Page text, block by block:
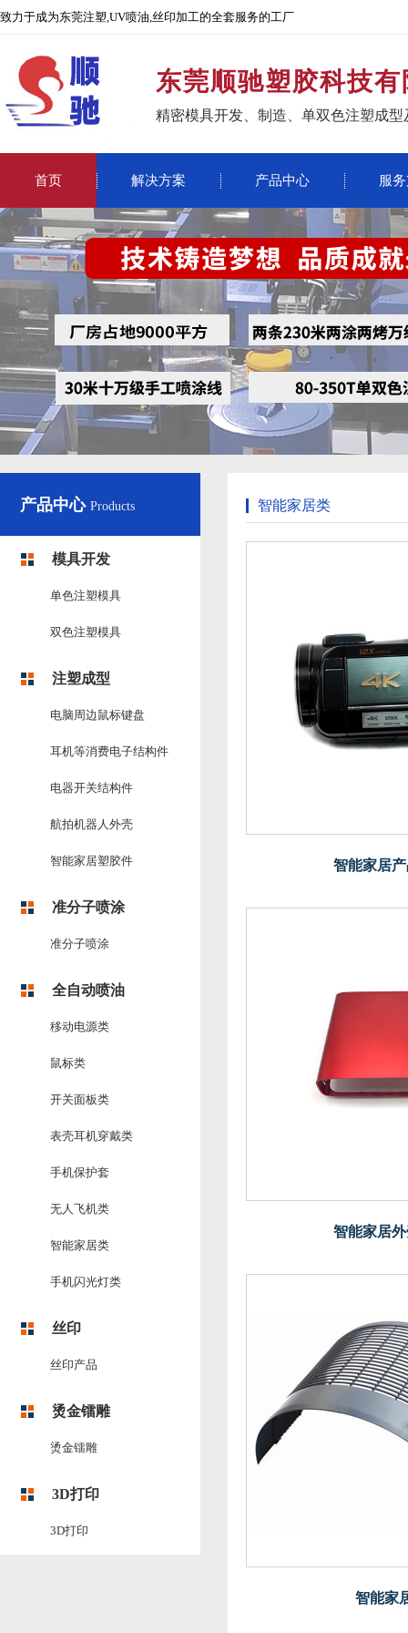
致力于成为东莞注塑,UV喷油,丝印加工的全套服务的工厂
东莞顺驰塑胶科技
精密模具开发、制造、单双色注塑成
首页 解决方案 产品中心 服
产品中心 Products
模具开发
单色注塑模具
双色注塑模具
注塑成型
电脑周边鼠标键盘
耳机等消费电子结构件
电器开关结构件
航拍机器人外壳
智能家居塑胶件
准分子喷涂
准分子喷涂
全自动喷油
移动电源类
鼠标类
开关面板类
表壳耳机穿戴类
手机保护套
无人飞机类
智能家居类
手机闪光灯类
丝印
丝印产品
烫金镭雕
烫金镭雕
3D打印
3D打印
智能家居类
智能家居
智能家居
智能家